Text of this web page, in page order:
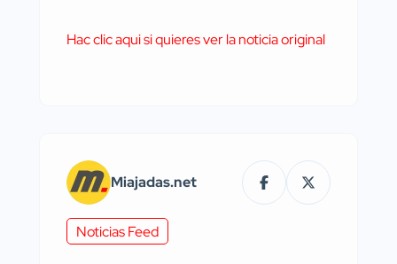
Hac clic aqui si quieres ver la noticia original
Miajadas.net
Noticias Feed